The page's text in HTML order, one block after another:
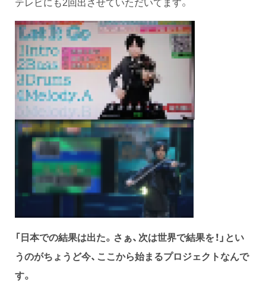
「日本での結果は出た。さぁ、次は世界で結果を！」とい
うのがちょうど今、ここから始まるプロジェクトなんで
す。